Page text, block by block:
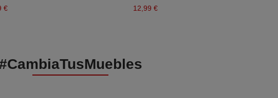
€
12,99 €